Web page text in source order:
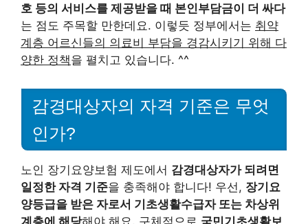
호 등의 서비스를 제공받을 때 본인부담금이 더 싸다
는 점도 주목할 만한데요. 이렇듯 정부에서는 취약
계층 어르신들의 의료비 부담을 경감시키기 위해 다
양한 정책을 펼치고 있습니다. ^^
감경대상자의 자격 기준은 무엇
인가?
노인 장기요양보험 제도에서 감경대상자가 되려면
일정한 자격 기준을 충족해야 합니다! 우선, 장기요
양등급을 받은 자로서 기초생활수급자 또는 차상위